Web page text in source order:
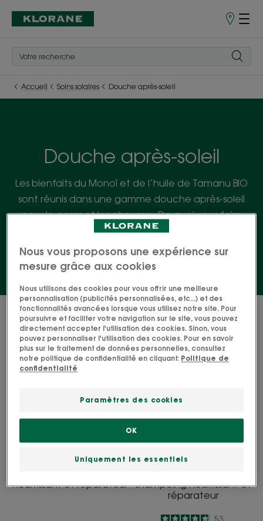
Points
Accueil Soins solaires Douche après-soleil
Douche après-soleil
Les bienfaits du Monoï et de l’huile de Tamanu BIO
sont réunis dans une gamme douche après-soleil
pour le corps et les cheveux. De quoi vous faire
mousser de plaisir !
4 résultats pour "Douche après-soleil"
SOLAIRE
Shampoing
nourrissant
réparateur
MONOÏ
nourrissant et réparateur
SOLAIRE
Après-
MONOÏ
shampoing nourrissant et
réparateur
4.8
/
5
53
Nous vous proposons une expérience sur
mesure grâce aux cookies
Nous utilisons des cookies pour vous offrir une meilleure
personnalisation (publicités personnalisées, etc...) et des
fonctionnalités avancées lorsque vous utilisez notre site. Pour
poursuivre et faciliter votre navigation sur le site, vous pouvez
directement accepter l'utilisation des cookies. Sinon, vous
pouvez personnaliser l'utilisation des cookies. Pour en savoir
plus sur le traitement de données personnelles, consultez
notre politique de confidentialité en cliquant: Politique de
confidentialité
Paramètres des cookies
Uniquement les essentiels
OK